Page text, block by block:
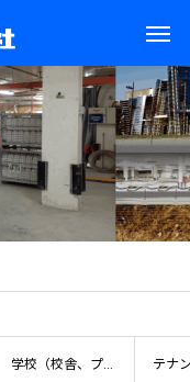
学校（校舎、プー テナ